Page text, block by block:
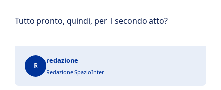
Tutto pronto, quindi, per il secondo atto?
R
redazione
Redazione SpazioInter